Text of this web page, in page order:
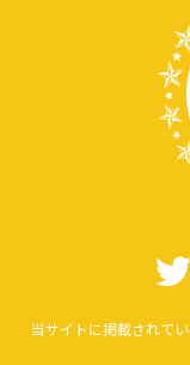
当サイトに掲載されて